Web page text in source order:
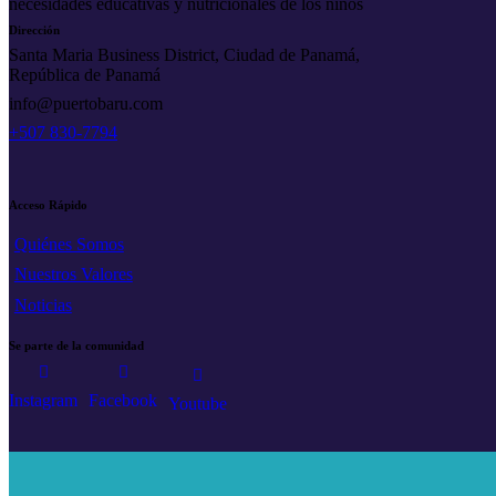
Dirección
Santa Maria Business District, Ciudad de Panamá,
República de Panamá
info@puertobaru.com
+507 830-7794
Acceso Rápido
Quiénes Somos
Nuestros Valores
Noticias
Se parte de la comunidad
Instagram Facebook Youtube